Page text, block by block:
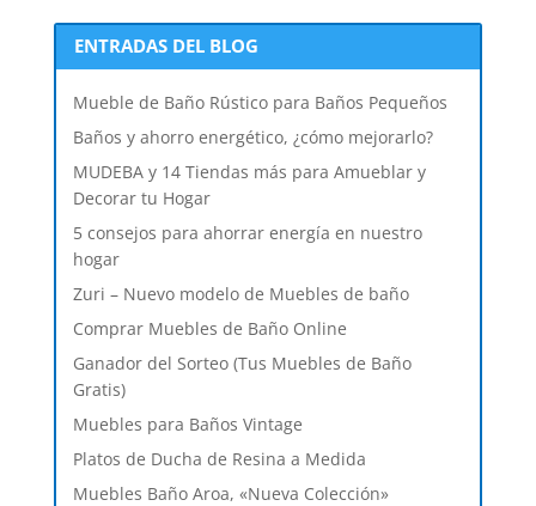
ENTRADAS DEL BLOG
Mueble de Baño Rústico para Baños Pequeños
Baños y ahorro energético, ¿cómo mejorarlo?
MUDEBA y 14 Tiendas más para Amueblar y
Decorar tu Hogar
5 consejos para ahorrar energía en nuestro
hogar
Zuri – Nuevo modelo de Muebles de baño
Comprar Muebles de Baño Online
Ganador del Sorteo (Tus Muebles de Baño
Gratis)
Muebles para Baños Vintage
Platos de Ducha de Resina a Medida
Muebles Baño Aroa, «Nueva Colección»